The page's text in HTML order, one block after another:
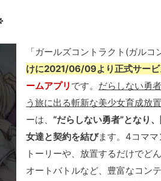
「ガールズコントラクト(ガルコ
けに2021/06/09より正式サー
ームアプリ です。 だらしない勇
う旅に出る斬新な美少女育成放
ーは、“だらしない勇者”となり
女達と契約を結びます。4コママ
トーリーや、放置するだけでど
オートバトルなど、豊富なコン